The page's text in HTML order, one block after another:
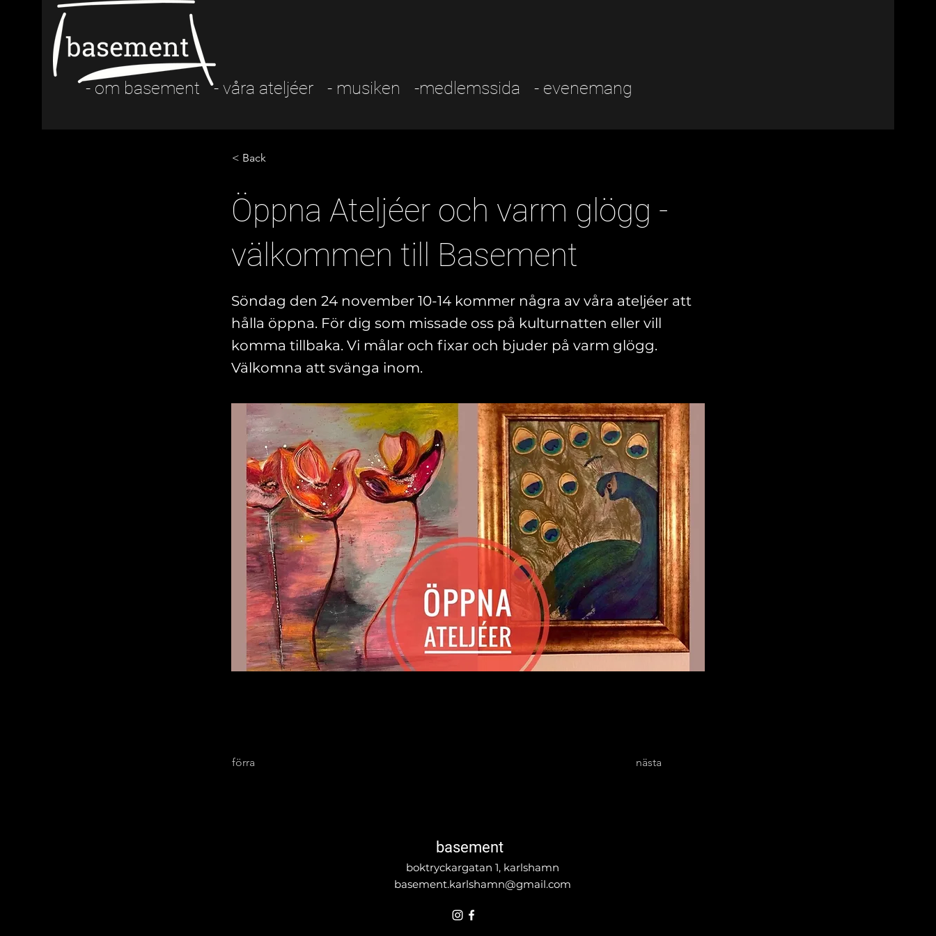
- om basement - våra ateljéer - musiken -medlemssida - evenemang
< Back
Öppna Ateljéer och varm glögg -
välkommen till Basement
Söndag den 24 november 10-14 kommer några av våra ateljéer att
hålla öppna. För dig som missade oss på kulturnatten eller vill
komma tillbaka. Vi målar och fixar och bjuder på varm glögg.
Välkomna att svänga inom.
förra nästa
basement
basement.karlshamn@gmail.com
boktryckargatan 1, karlshamn